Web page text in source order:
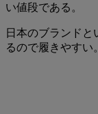
い値段である。
日本のブランド
るので履きやすい。